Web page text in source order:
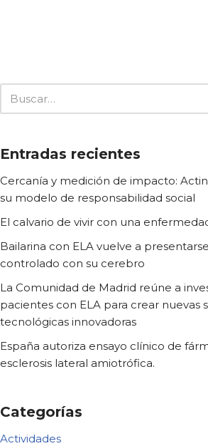
Entradas recientes
Cercanía y medición de impacto:
su modelo de responsabilidad social
El calvario de vivir con una
Bailarina con ELA vuelve a
controlado con su cerebro
La Comunidad de Madrid reúne a
pacientes con ELA para crear nuevas
tecnológicas innovadoras
España autoriza ensayo clínico de
esclerosis lateral amiotrófica.
Categorías
Actividades